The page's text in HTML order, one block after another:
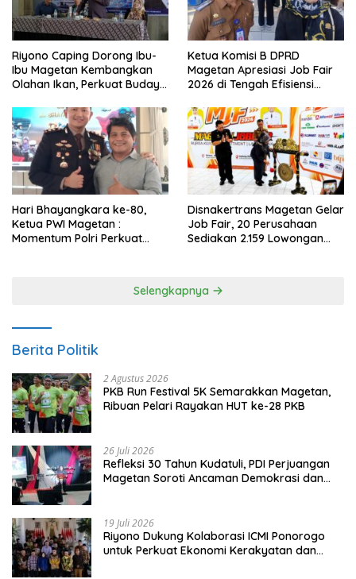
Riyono Caping Dorong Ibu-
Ibu Magetan Kembangkan
Olahan Ikan, Perkuat Budaya
Ketua Komisi B DPRD
Magetan Apresiasi Job Fair
2026 di Tengah Efisiensi
Hari Bhayangkara ke-80,
Ketua PWI Magetan :
Momentum Polri Perkuat
Disnakertrans Magetan Gelar
Job Fair, 20 Perusahaan
Sediakan 2.159 Lowongan
Selengkapnya
Berita Politik
2 Agustus 2026
PKB Run Festival 5K Semarakkan Magetan,
Ribuan Pelari Rayakan HUT ke-28 PKB
26 Juli 2026
Refleksi 30 Tahun Kudatuli, PDI Perjuangan
Magetan Soroti Ancaman Demokrasi dan
19 Juli 2026
Riyono Dukung Kolaborasi ICMI Ponorogo
untuk Perkuat Ekonomi Kerakyatan dan